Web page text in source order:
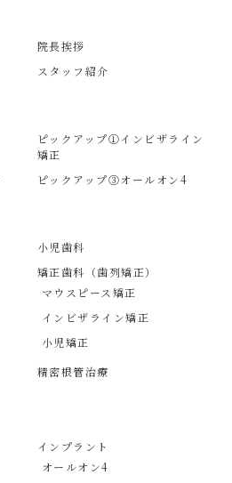
院長挨拶
スタッフ紹介
ピックアップ①インビザライン
矯正
ピックアップ③オールオン4
小児歯科
矯正歯科（歯列矯正）
マウスピース矯正
インビザライン矯正
小児矯正
精密根管治療
インプラント
オールオン4